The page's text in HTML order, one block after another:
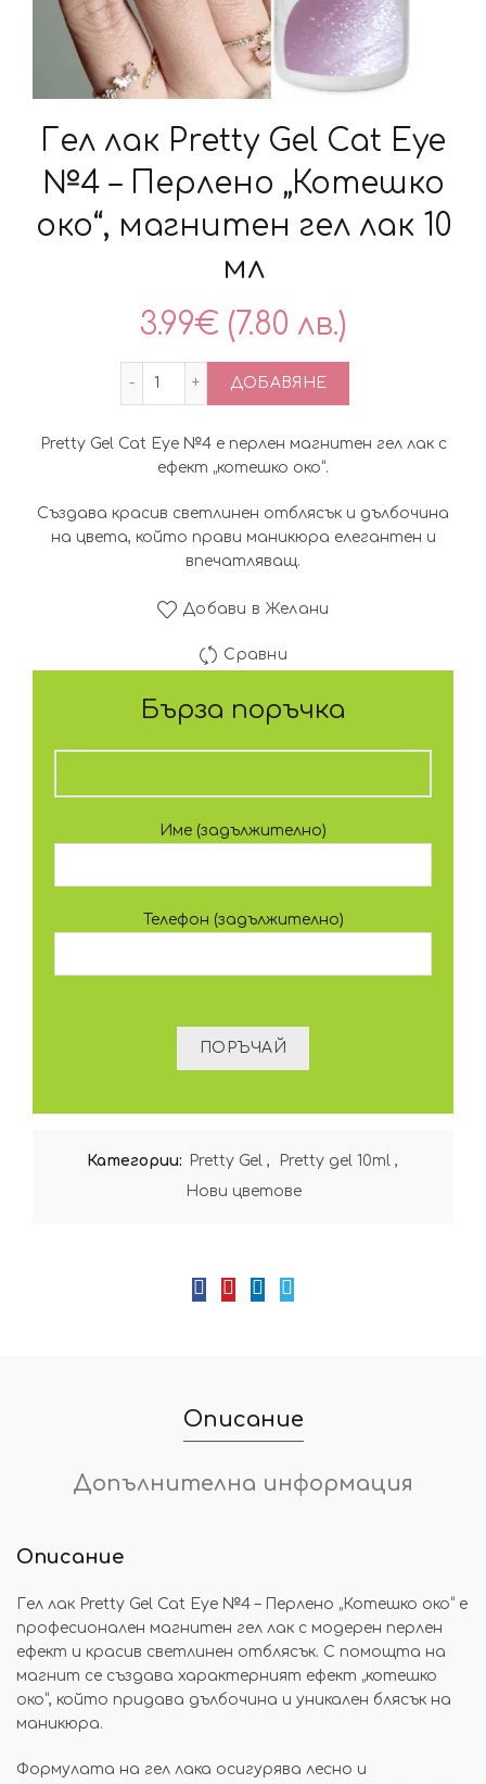
Гел лак Pretty Gel Cat Eye
№4 – Перлено „Котешко
око“, магнитен гел лак 10
мл
3.99€ (7.80 лв.)
количество за Гел лак Pretty Gel Cat
ДОБАВЯНЕ
Pretty Gel Cat Eye №4 е перлен магнитен гел лак с
ефект „котешко око“.
Създава красив светлинен отблясък и дълбочина
на цвета, който прави маникюра елегантен и
впечатляващ.
Добави в Желани
Сравни
Бърза поръчка
Име (задължително)
Телефон (задължително)
Категории: Pretty Gel , Pretty gel 10ml ,
Нови цветове
Описание
Допълнителна информация
Описание
Гел лак Pretty Gel Cat Eye №4 – Перлено „Котешко око“ е
професионален магнитен гел лак с модерен перлен
ефект и красив светлинен отблясък. С помощта на
магнит се създава характерният ефект „котешко
око“, който придава дълбочина и уникален блясък на
маникюра.
Формулата на гел лака осигурява лесно и